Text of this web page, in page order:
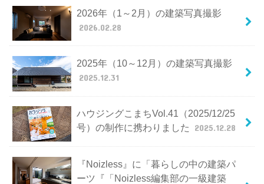
2026年（1～2月）の建築写真撮影
2026.02.28
2025年（10～12月）の建築写真撮影
2025.12.31
ハウジングこまちVol.41（2025/12/25
号）の制作に携わりました
2025.12.28
『Noizless』に「暮らしの中の建築パ
ーツ『「Noizless編集部の一級建築